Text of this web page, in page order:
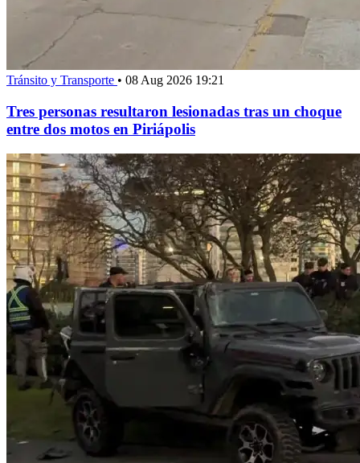
Tránsito y Transporte • 08 Aug 2026 19:21
Tres personas resultaron lesionadas tras un choque
entre dos motos en Piriápolis